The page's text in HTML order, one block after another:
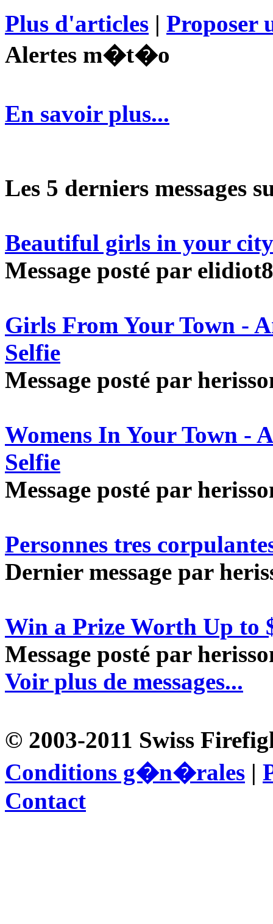
Plus d'articles | Proposer
Alertes m�t�o
En savoir plus...
Les 5 derniers messages
Beautiful girls in your
Message posté par
Girls From Your Town -
Selfie
Message posté par
Womens In Your Town -
Selfie
Message posté par
Personnes tres
Dernier message par
Win a Prize Worth Up to
Message posté par
Voir plus de messages...
© 2003-2011 Swiss
Conditions g�n�rales |
Contact